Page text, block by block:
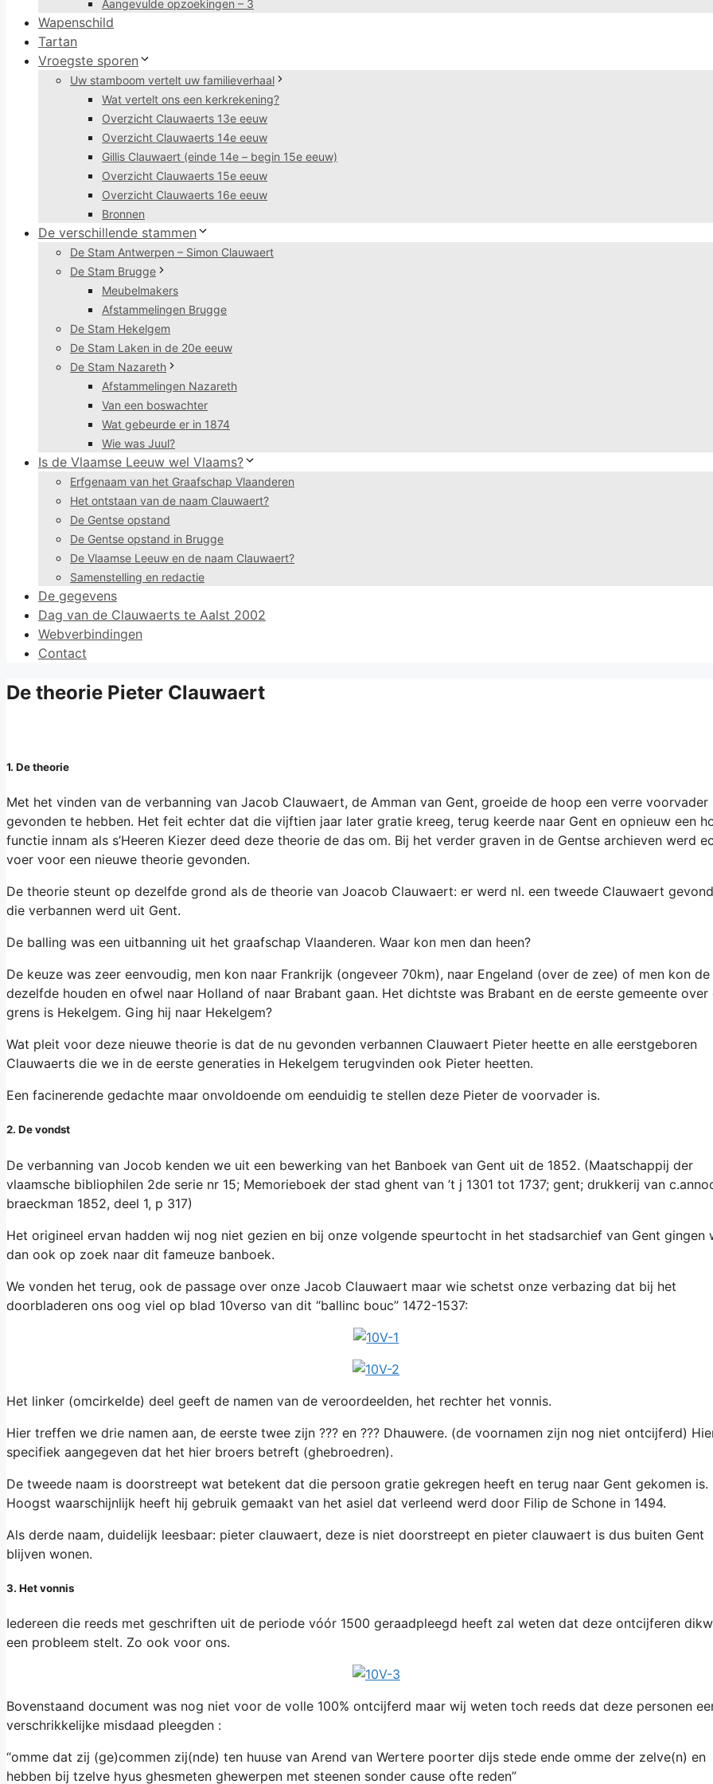
Aangevulde opzoekingen – 3
Wapenschild
Tartan
Vroegste sporen
Uw stamboom vertelt uw familieverhaal
Wat vertelt ons een kerkrekening?
Overzicht Clauwaerts 13e eeuw
Overzicht Clauwaerts 14e eeuw
Gillis Clauwaert (einde 14e – begin 15e eeuw)
Overzicht Clauwaerts 15e eeuw
Overzicht Clauwaerts 16e eeuw
Bronnen
De verschillende stammen
De Stam Antwerpen – Simon Clauwaert
De Stam Brugge
Meubelmakers
Afstammelingen Brugge
De Stam Hekelgem
De Stam Laken in de 20e eeuw
De Stam Nazareth
Afstammelingen Nazareth
Van een boswachter
Wat gebeurde er in 1874
Wie was Juul?
Is de Vlaamse Leeuw wel Vlaams?
Erfgenaam van het Graafschap Vlaanderen
Het ontstaan van de naam Clauwaert?
De Gentse opstand
De Gentse opstand in Brugge
De Vlaamse Leeuw en de naam Clauwaert?
Samenstelling en redactie
De gegevens
Dag van de Clauwaerts te Aalst 2002
Webverbindingen
Contact
De theorie Pieter Clauwaert
1. De theorie
Met het vinden van de verbanning van Jacob Clauwaert, de Amman van Gent, groeide de hoop een verre voorvader
gevonden te hebben. Het feit echter dat die vijftien jaar later gratie kreeg, terug keerde naar Gent en opnieuw een
functie innam als s’Heeren Kiezer deed deze theorie de das om. Bij het verder graven in de Gentse archieven werd
voer voor een nieuwe theorie gevonden.
De theorie steunt op dezelfde grond als de theorie van Joacob Clauwaert: er werd nl. een tweede Clauwaert
die verbannen werd uit Gent.
De balling was een uitbanning uit het graafschap Vlaanderen. Waar kon men dan heen?
De keuze was zeer eenvoudig, men kon naar Frankrijk (ongeveer 70km), naar Engeland (over de zee) of men kon de
dezelfde houden en ofwel naar Holland of naar Brabant gaan. Het dichtste was Brabant en de eerste gemeente over
grens is Hekelgem. Ging hij naar Hekelgem?
Wat pleit voor deze nieuwe theorie is dat de nu gevonden verbannen Clauwaert Pieter heette en alle eerstgeboren
Clauwaerts die we in de eerste generaties in Hekelgem terugvinden ook Pieter heetten.
Een facinerende gedachte maar onvoldoende om eenduidig te stellen deze Pieter de voorvader is.
2. De vondst
De verbanning van Jocob kenden we uit een bewerking van het Banboek van Gent uit de 1852. (Maatschappij der
vlaamsche bibliophilen 2de serie nr 15; Memorieboek der stad ghent van ’t j 1301 tot 1737; gent; drukkerij van
braeckman 1852, deel 1, p 317)
Het origineel ervan hadden wij nog niet gezien en bij onze volgende speurtocht in het stadsarchief van Gent gingen
dan ook op zoek naar dit fameuze banboek.
We vonden het terug, ook de passage over onze Jacob Clauwaert maar wie schetst onze verbazing dat bij het
doorbladeren ons oog viel op blad 10verso van dit “ballinc bouc” 1472-1537:
Het linker (omcirkelde) deel geeft de namen van de veroordeelden, het rechter het vonnis.
Hier treffen we drie namen aan, de eerste twee zijn ??? en ??? Dhauwere. (de voornamen zijn nog niet ontcijferd)
specifiek aangegeven dat het hier broers betreft (ghebroedren).
De tweede naam is doorstreept wat betekent dat die persoon gratie gekregen heeft en terug naar Gent gekomen is.
Hoogst waarschijnlijk heeft hij gebruik gemaakt van het asiel dat verleend werd door Filip de Schone in 1494.
Als derde naam, duidelijk leesbaar: pieter clauwaert, deze is niet doorstreept en pieter clauwaert is dus buiten Gent
blijven wonen.
3. Het vonnis
Iedereen die reeds met geschriften uit de periode vóór 1500 geraadpleegd heeft zal weten dat deze ontcijferen
een probleem stelt. Zo ook voor ons.
Bovenstaand document was nog niet voor de volle 100% ontcijferd maar wij weten toch reeds dat deze personen
verschrikkelijke misdaad pleegden :
“omme dat zij (ge)commen zij(nde) ten huuse van Arend van Wertere poorter dijs stede ende omme der zelve(n) en
hebben bij tzelve hyus ghesmeten ghewerpen met steenen sonder cause ofte reden”